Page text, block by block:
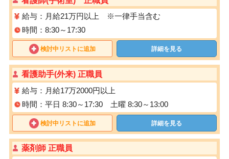
給与：月給21万円以上 ※一律手当含む
時間：8:30～17:30
検討中リストに追加 詳細を見る
看護助手(外来) 正職員
給与：月給17万2000円以上
時間：平日 8:30～17:30 土曜 8:30～13:00
検討中リストに追加 詳細を見る
薬剤師 正職員